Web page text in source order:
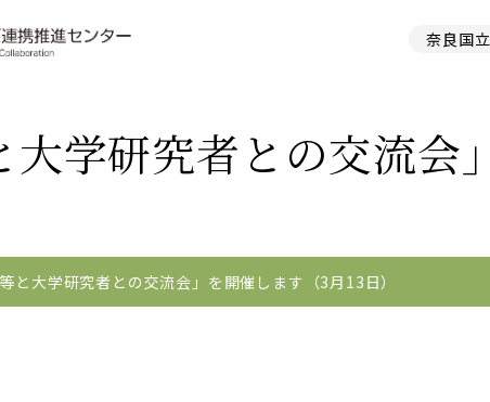
奈良国
大学研究者との交流会
等と大学研究者との交流会」を開催します（3月13日）